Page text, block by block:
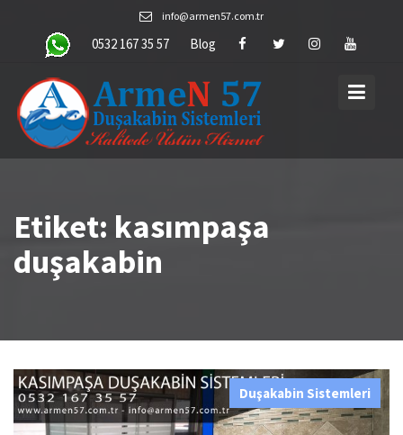
content
info@armen57.com.tr
0532 167 35 57 Blog
Etiket: kasımpaşa
duşakabin
Duşakabin Sistemleri